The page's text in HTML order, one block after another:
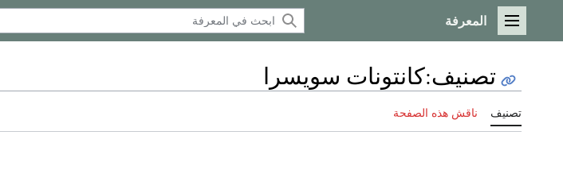
القائمة الرئيسية
المعرفة
تصنيف:كانتونات سويسرا
تصنيف ناقش هذه الصفحة